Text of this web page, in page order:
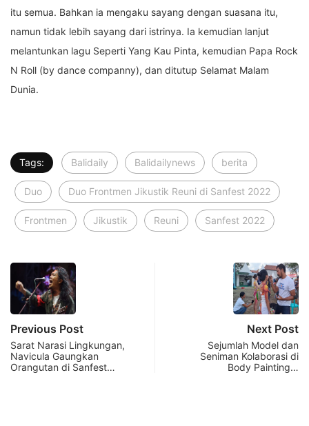
itu semua. Bahkan ia mengaku sayang dengan suasana itu,
namun tidak lebih sayang dari istrinya. Ia kemudian lanjut
melantunkan lagu Seperti Yang Kau Pinta, kemudian Papa Rock
N Roll (by dance companny), dan ditutup Selamat Malam
Dunia.
Tags: Balidaily Balidailynews berita
Duo Duo Frontmen Jikustik Reuni di Sanfest 2022
Frontmen Jikustik Reuni Sanfest 2022
Previous Post
Sarat Narasi Lingkungan,
Navicula Gaungkan
Orangutan di Sanfest…
Next Post
Sejumlah Model dan
Seniman Kolaborasi di
Body Painting…